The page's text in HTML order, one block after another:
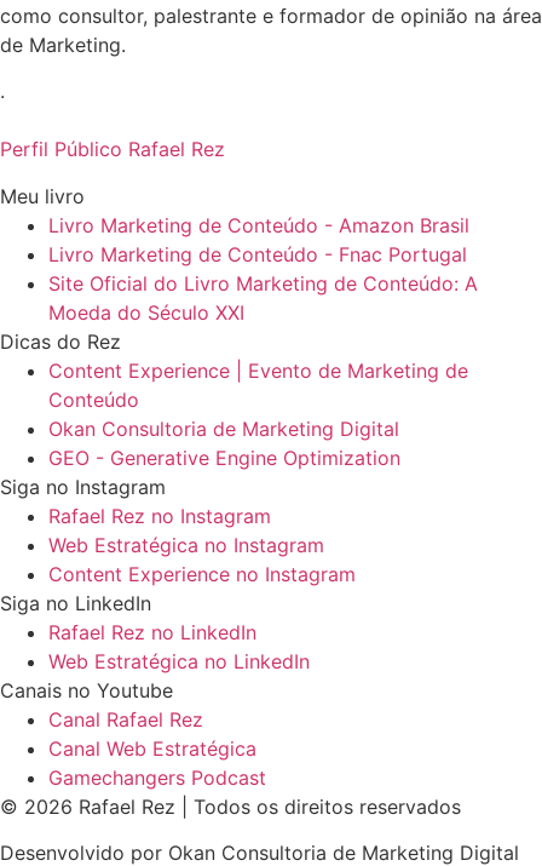
como consultor, palestrante e formador de opinião na área
de Marketing.
.
Perfil Público Rafael Rez
Meu livro
Livro Marketing de Conteúdo - Amazon Brasil
Livro Marketing de Conteúdo - Fnac Portugal
Site Oficial do Livro Marketing de Conteúdo: A
Moeda do Século XXI
Dicas do Rez
Content Experience | Evento de Marketing de
Conteúdo
Okan Consultoria de Marketing Digital
GEO - Generative Engine Optimization
Siga no Instagram
Rafael Rez no Instagram
Web Estratégica no Instagram
Content Experience no Instagram
Siga no LinkedIn
Rafael Rez no LinkedIn
Web Estratégica no LinkedIn
Canais no Youtube
Canal Rafael Rez
Canal Web Estratégica
Gamechangers Podcast
© 2026 Rafael Rez | Todos os direitos reservados
Desenvolvido por Okan Consultoria de Marketing Digital